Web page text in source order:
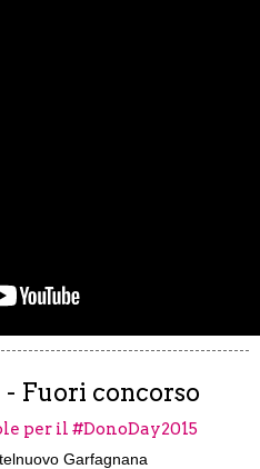
Fuori concorso
per il #DonoDay2015
Garfagnana